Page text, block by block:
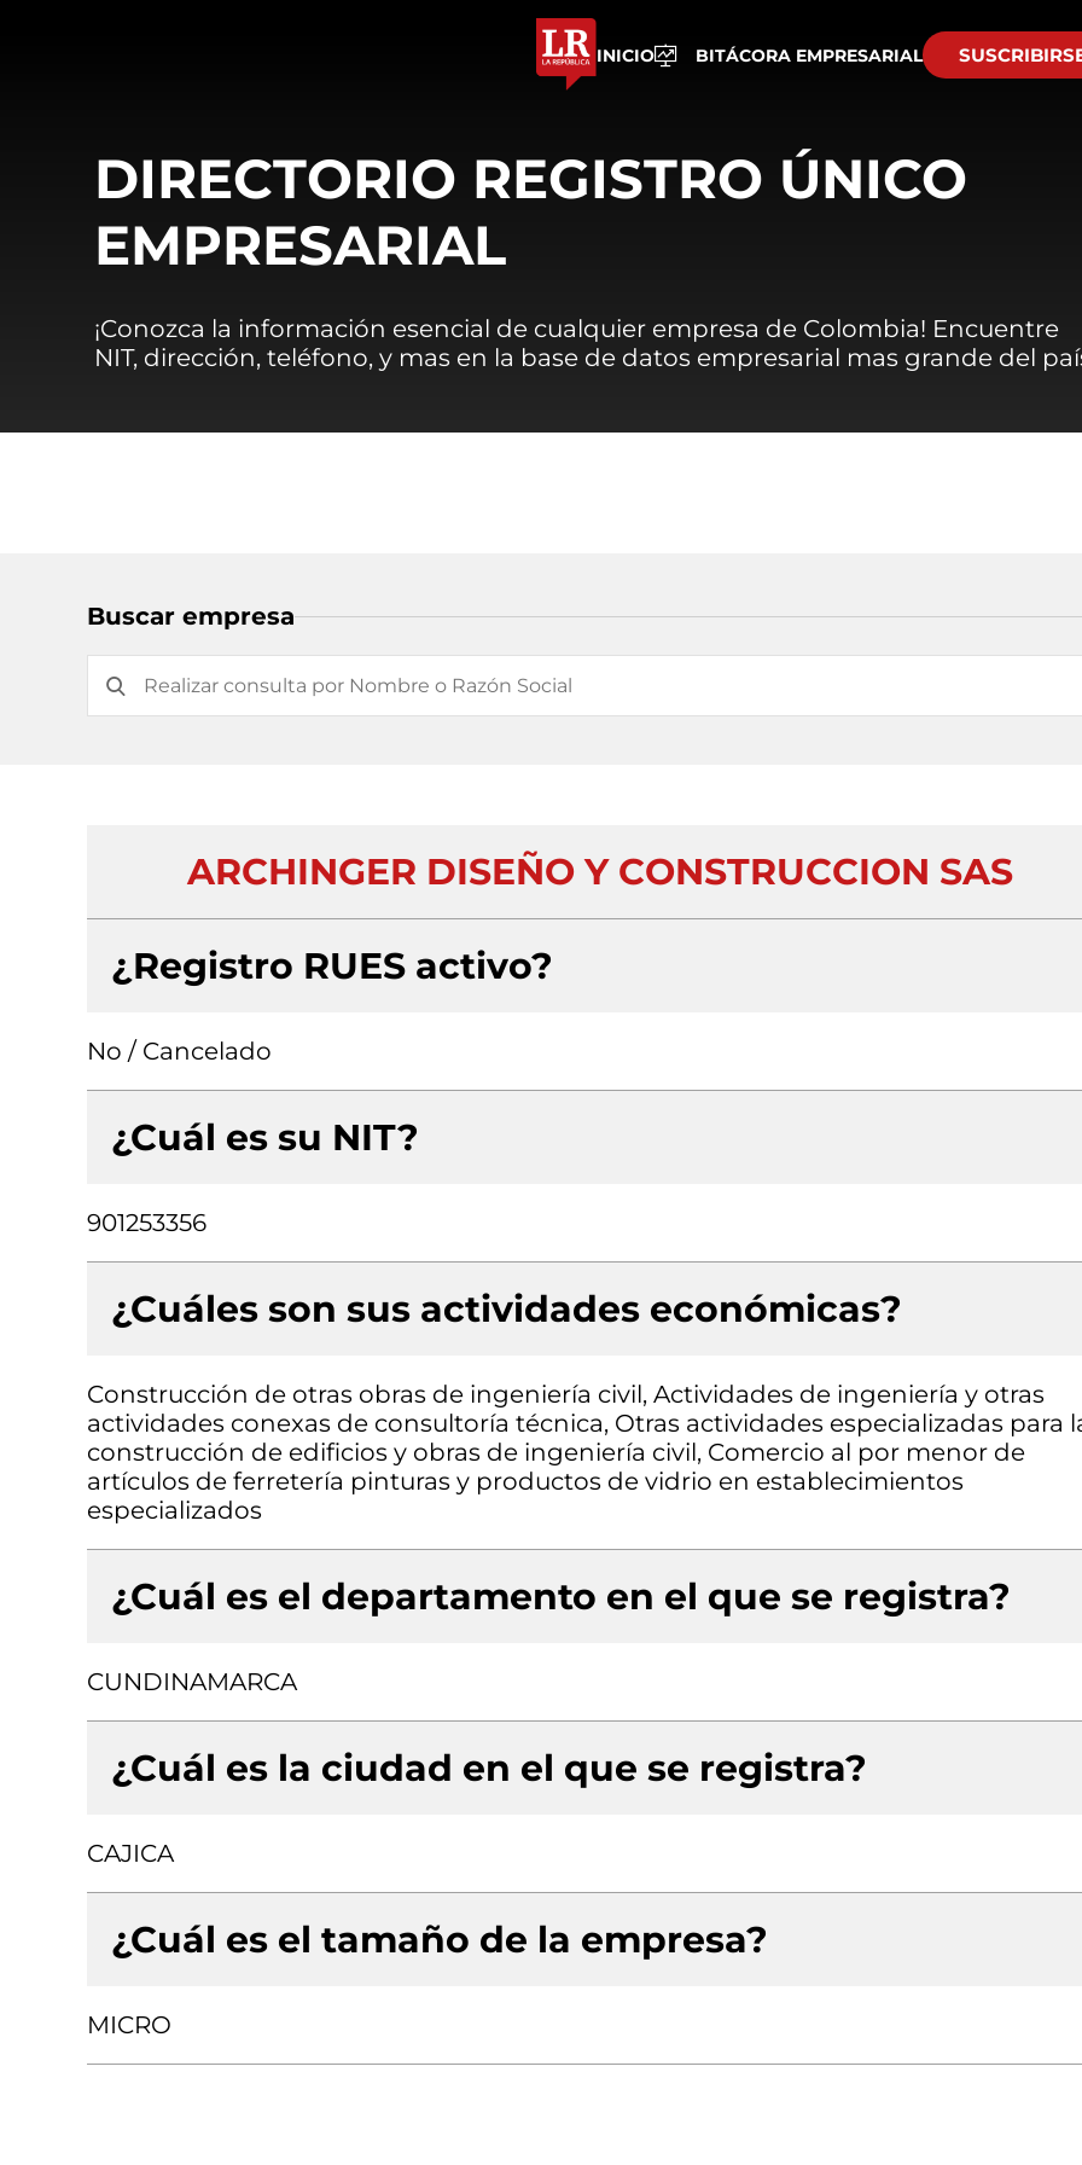
INICIO BITÁCORA EMPRESARIAL
DIRECTORIO REGISTRO ÚNICO
EMPRESARIAL
¡Conozca la información esencial de cualquier empresa de Colombia! Encuentre
NIT, dirección, teléfono, y mas en la base de datos empresarial mas grande del
Buscar empresa
ARCHINGER DISEÑO Y CONSTRUCCION SAS
¿Registro RUES activo?
No / Cancelado
¿Cuál es su NIT?
901253356
¿Cuáles son sus actividades económicas?
Construcción de otras obras de ingeniería civil, Actividades de ingeniería y otras
actividades conexas de consultoría técnica, Otras actividades especializadas para
construcción de edificios y obras de ingeniería civil, Comercio al por menor de
artículos de ferretería pinturas y productos de vidrio en establecimientos
especializados
¿Cuál es el departamento en el que se registra?
CUNDINAMARCA
¿Cuál es la ciudad en el que se registra?
CAJICA
¿Cuál es el tamaño de la empresa?
MICRO